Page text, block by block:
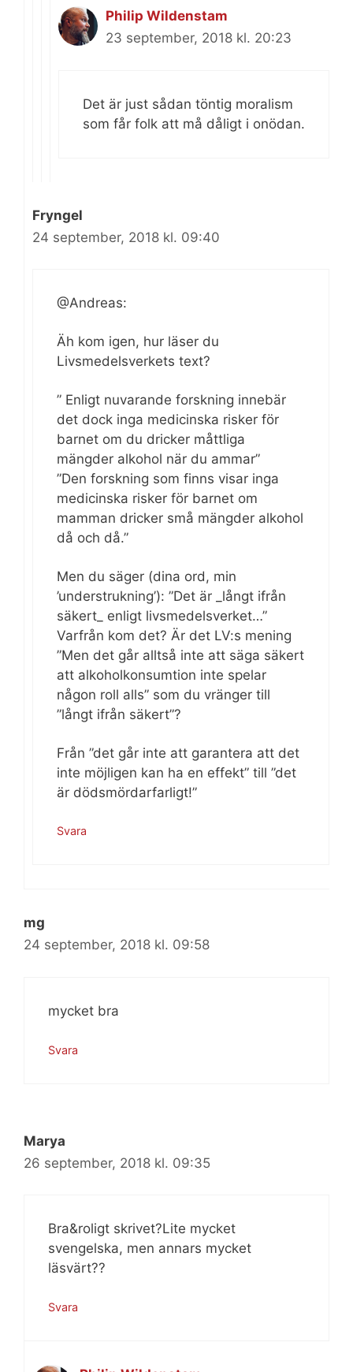
Philip Wildenstam
23 september, 2018 kl. 20:23
Det är just sådan töntig moralism
som får folk att må dåligt i onödan.
Fryngel
24 september, 2018 kl. 09:40
@Andreas:
Äh kom igen, hur läser du
Livsmedelsverkets text?
” Enligt nuvarande forskning innebär
det dock inga medicinska risker för
barnet om du dricker måttliga
mängder alkohol när du ammar”
”Den forskning som finns visar inga
medicinska risker för barnet om
mamman dricker små mängder alkohol
då och då.”
Men du säger (dina ord, min
’understrukning’): ”Det är _långt ifrån
säkert_ enligt livsmedelsverket…”
Varfrån kom det? Är det LV:s mening
”Men det går alltså inte att säga säkert
att alkoholkonsumtion inte spelar
någon roll alls” som du vränger till
”långt ifrån säkert”?
Från ”det går inte att garantera att det
inte möjligen kan ha en effekt” till ”det
är dödsmördarfarligt!”
Svara
mg
24 september, 2018 kl. 09:58
mycket bra
Svara
Marya
26 september, 2018 kl. 09:35
Bra&roligt skrivet?Lite mycket
svengelska, men annars mycket
läsvärt??
Svara